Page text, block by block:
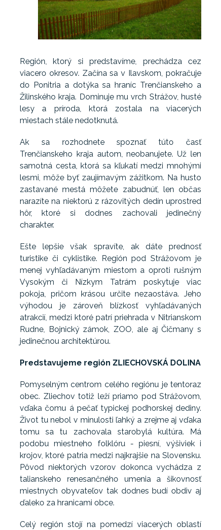
Región, ktorý si predstavíme, prechádza cez
viacero okresov. Začína sa v Ilavskom, pokračuje
do Ponitria a dotýka sa hraníc Trenčianskeho a
Žilinského kraja. Dominuje mu vrch Strážov, husté
lesy a príroda, ktorá zostala na viacerých
miestach stále nedotknutá.
Ak sa rozhodnete spoznať túto časť
Trenčianskeho kraja autom, neobanujete. Už len
samotná cesta, ktorá sa kľukatí medzi mnohými
lesmi, môže byť zaujímavým zážitkom. Na husto
zastavané mestá môžete zabudnúť, len občas
narazíte na niektorú z rázovitých dedín uprostred
hôr, ktoré si dodnes zachovali jedinečný
charakter.
Ešte lepšie však spravíte, ak dáte prednosť
turistike či cyklistike. Región pod Strážovom je
menej vyhľadávaným miestom a oproti rušným
Vysokým či Nízkym Tatrám poskytuje viac
pokoja, pričom krásou určite nezaostáva. Jeho
výhodou je zároveň blízkosť vyhľadávaných
atrakcií, medzi ktoré patrí priehrada v Nitrianskom
Rudne, Bojnický zámok, ZOO, ale aj Čičmany s
jedinečnou architektúrou.
Predstavujeme región ZLIECHOVSKÁ DOLINA
Pomyselným centrom celého regiónu je tentoraz
obec. Zliechov totiž leží priamo pod Strážovom,
vďaka čomu á pečať typickej podhorskej dediny.
Život tu nebol v minulosti ľahký a zrejme aj vďaka
tomu sa tu zachovala starobylá kultúra. Má
podobu miestneho folklóru - piesní, výšiviek i
krojov, ktoré patria medzi najkrajšie na Slovensku.
Pôvod niektorých vzorov dokonca vychádza z
talianskeho renesančného umenia a šikovnosť
miestnych obyvateľov tak dodnes budí obdiv aj
ďaleko za hranicami obce.
Celý región stojí na pomedzí viacerých oblastí